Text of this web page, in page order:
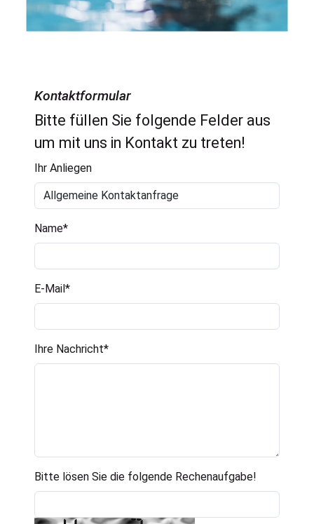
Kontaktformular
Bitte füllen Sie folgende Felder aus
um mit uns in Kontakt zu treten!
Ihr Anliegen
Name*
E-Mail*
Ihre Nachricht*
Bitte lösen Sie die folgende Rechenaufgabe!